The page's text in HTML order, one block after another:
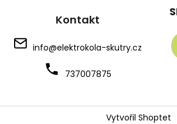
Kontakt
info@elektrokola-skutry.cz
737007875
Vytvořil Shoptet